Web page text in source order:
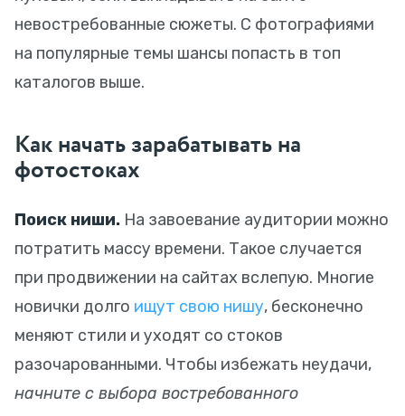
невостребованные сюжеты. С фотографиями
на популярные темы шансы попасть в топ
каталогов выше.
Как начать зарабатывать на
фотостоках
Поиск ниши. На завоевание аудитории можно
потратить массу времени. Такое случается
при продвижении на сайтах вслепую. Многие
новички долго ищут свою нишу, бесконечно
меняют стили и уходят со стоков
разочарованными. Чтобы избежать неудачи,
начните с выбора востребованного